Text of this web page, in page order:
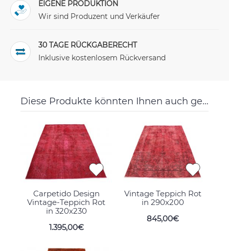
EIGENE PRODUKTION
Wir sind Produzent und Verkäufer
30 TAGE RÜCKGABERECHT
Inklusive kostenlosem Rückversand
Diese Produkte könnten Ihnen auch gefallen
Carpetido Design
Vintage-Teppich Rot
in 320x230
1.395,00€
Vintage Teppich Rot
in 290x200
845,00€